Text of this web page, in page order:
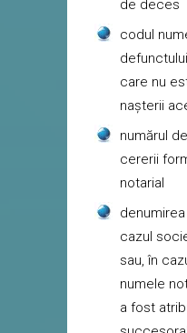
de deces
codul
care nu
naşterii
numărul
cererii
notarial
cazul
sau, în
numele
a fost